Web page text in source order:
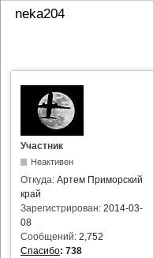
neka204
Участник
Неактивен
Откуда: Артем Приморский
край
Зарегистрирован: 2014-03-
08
Сообщений: 2,752
Спасибо: 738